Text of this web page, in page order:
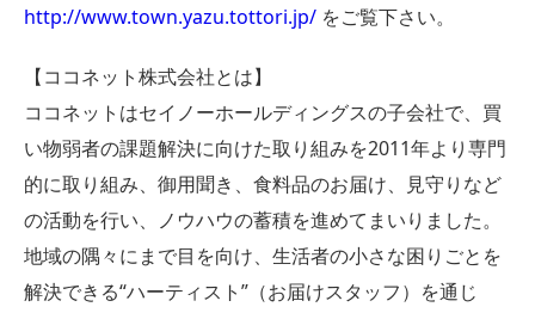
http://www.town.yazu.tottori.jp/ をご覧下さい。
【ココネット株式会社とは】
ココネットはセイノーホールディングスの子会社で、買
い物弱者の課題解決に向けた取り組みを2011年より専門
的に取り組み、御用聞き、食料品のお届け、見守りなど
の活動を行い、ノウハウの蓄積を進めてまいりました。
地域の隅々にまで目を向け、生活者の小さな困りごとを
解決できる“ハーティスト”（お届けスタッフ）を通じ